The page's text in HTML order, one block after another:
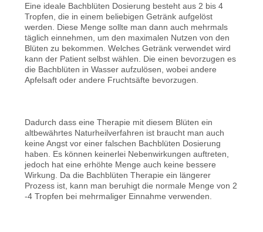
Eine ideale Bachblüten Dosierung besteht aus 2 bis 4
Tropfen, die in einem beliebigen Getränk aufgelöst
werden. Diese Menge sollte man dann auch mehrmals
täglich einnehmen, um den maximalen Nutzen von den
Blüten zu bekommen. Welches Getränk verwendet wird
kann der Patient selbst wählen. Die einen bevorzugen es
die Bachblüten in Wasser aufzulösen, wobei andere
Apfelsaft oder andere Fruchtsäfte bevorzugen.
Dadurch dass eine Therapie mit diesem Blüten ein
altbewährtes Naturheilverfahren ist braucht man auch
keine Angst vor einer falschen Bachblüten Dosierung
haben. Es können keinerlei Nebenwirkungen auftreten,
jedoch hat eine erhöhte Menge auch keine bessere
Wirkung. Da die Bachblüten Therapie ein längerer
Prozess ist, kann man beruhigt die normale Menge von 2
-4 Tropfen bei mehrmaliger Einnahme verwenden.